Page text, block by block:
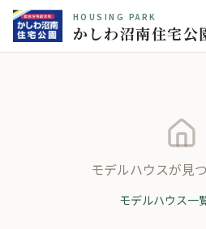
HOUSING PARK
かしわ沼南住宅公
モデルハウスが見
モデルハウス一